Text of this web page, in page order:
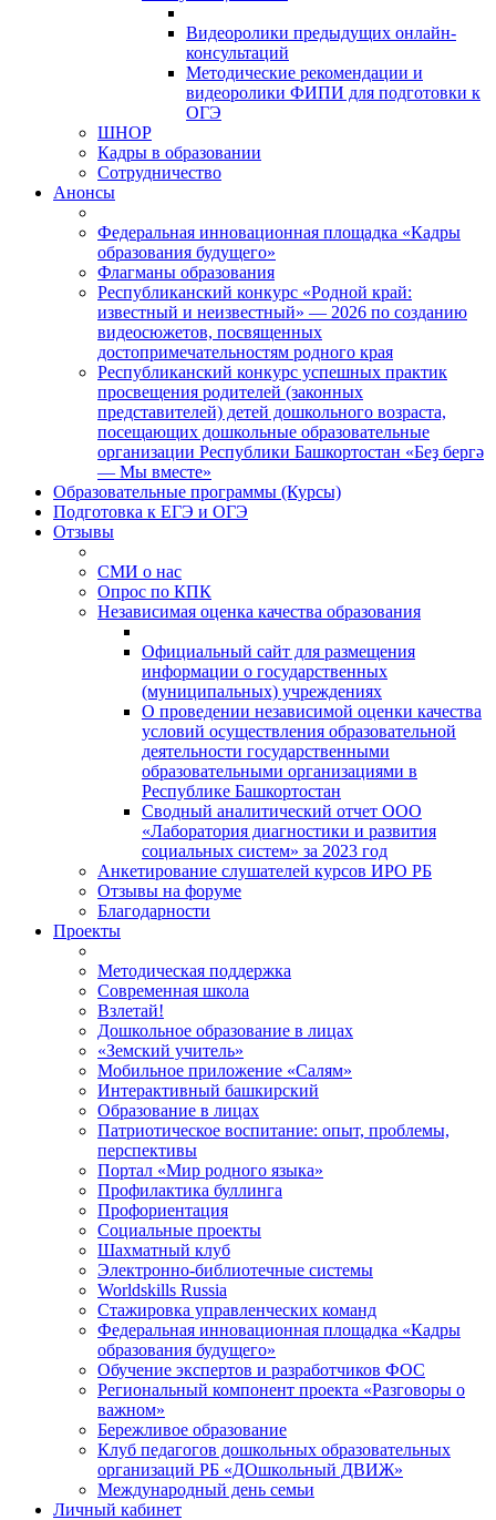
Видеоролики предыдущих онлайн-
консультаций
Методические рекомендации и
видеоролики ФИПИ для подготовки к
ОГЭ
ШНОР
Кадры в образовании
Сотрудничество
Анонсы
Федеральная инновационная площадка «Кадры
образования будущего»
Флагманы образования
Республиканский конкурс «Родной край:
известный и неизвестный» — 2026 по созданию
видеосюжетов, посвященных
достопримечательностям родного края
Республиканский конкурс успешных практик
просвещения родителей (законных
представителей) детей дошкольного возраста,
посещающих дошкольные образовательные
организации Республики Башкортостан «Беҙ бергә
— Мы вместе»
Образовательные программы (Курсы)
Подготовка к ЕГЭ и ОГЭ
Отзывы
СМИ о нас
Опрос по КПК
Независимая оценка качества образования
Официальный сайт для размещения
информации о государственных
(муниципальных) учреждениях
О проведении независимой оценки качества
условий осуществления образовательной
деятельности государственными
образовательными организациями в
Республике Башкортостан
Сводный аналитический отчет ООО
«Лаборатория диагностики и развития
социальных систем» за 2023 год
Анкетирование слушателей курсов ИРО РБ
Отзывы на форуме
Благодарности
Проекты
Методическая поддержка
Современная школа
Взлетай!
Дошкольное образование в лицах
«Земский учитель»
Мобильное приложение «Салям»
Интерактивный башкирский
Образование в лицах
Патриотическое воспитание: опыт, проблемы,
перспективы
Портал «Мир родного языка»
Профилактика буллинга
Профориентация
Социальные проекты
Шахматный клуб
Электронно-библиотечные системы
Worldskills Russia
Стажировка управленческих команд
Федеральная инновационная площадка «Кадры
образования будущего»
Обучение экспертов и разработчиков ФОС
Региональный компонент проекта «Разговоры о
важном»
Бережливое образование
Клуб педагогов дошкольных образовательных
организаций РБ «ДОшкольный ДВИЖ»
Международный день семьи
Личный кабинет